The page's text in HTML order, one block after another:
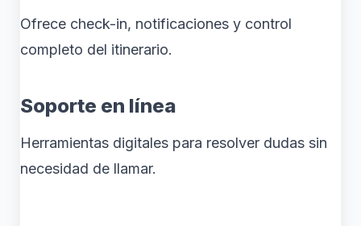
Ofrece check-in, notificaciones y control
completo del itinerario.
Soporte en línea
Herramientas digitales para resolver dudas sin
necesidad de llamar.